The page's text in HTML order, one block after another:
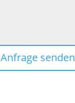
Anfrage senden